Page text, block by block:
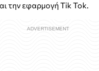
την εφαρμογή Tik Tok.